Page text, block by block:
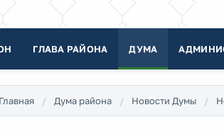
ГЛАВА РАЙОНА ДУМА
Главная Дума района Новости Думы